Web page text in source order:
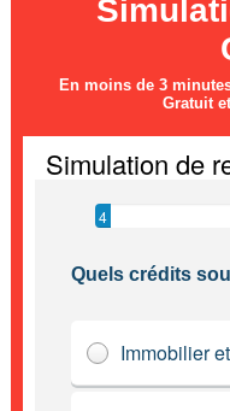
En moins de 3
Gratuit